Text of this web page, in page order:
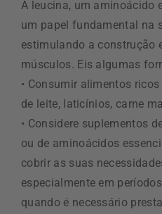
A leucina, um aminoácido
um papel fundamental na
estimulando a construção
músculos. Eis algumas
• Consumir alimentos
de leite, laticínios, carne
• Considere suplementos
ou de aminoácidos
cobrir as suas
especialmente em
quando é necessário